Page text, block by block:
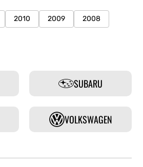
2010 2009
2008
SUBARU
VOLKSWAGEN